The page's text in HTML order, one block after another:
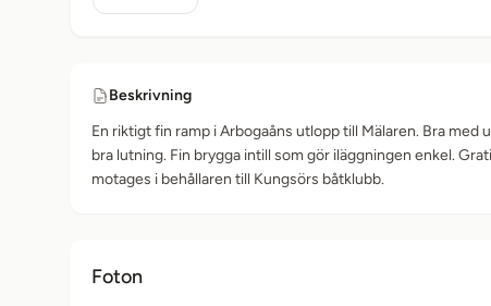
Beskrivning
En riktigt fin ramp i Arbogaåns utlopp till Mälaren. Bra med
bra lutning. Fin brygga intill som gör iläggningen enkel.
motages i behållaren till Kungsörs båtklubb.
Foton